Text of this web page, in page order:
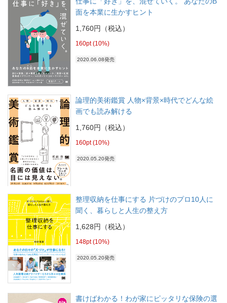
面を本業に生かすヒント
1,760円（税込）
160pt (10%)
2020.06.08発売
論理的美術鑑賞 人物×背景×時代でどんな絵
画でも読み解ける
1,760円（税込）
160pt (10%)
2020.05.20発売
整理収納を仕事にする 片づけのプロ10人に
聞く、暮らしと人生の整え方
1,628円（税込）
148pt (10%)
2020.05.20発売
書けばわかる！わが家にピッタリな保険の選